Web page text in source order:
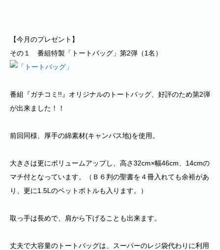
【今月のプレゼント】
その１ 番組特製「トートバッグ」第2弾（1名）
番組『ガチコミ!!』オリジナルのトートバッグ、好評のため第2弾
が出来ました！！
前回同様、厚手の綿素材(キャンバス地)を使用。
大きさは更にボリュームアップし、高さ32cm×幅46cm、14cmの
マチ付となっています。（Ｂ６判の聖書を４冊入れても余裕があ
り、更に1.5Lのペットボトルも入ります。）
取っ手は長めで、肩から下げることも出来ます。
丈夫で大容量のトートバッグは、スーパーのレジ袋代わりに利用